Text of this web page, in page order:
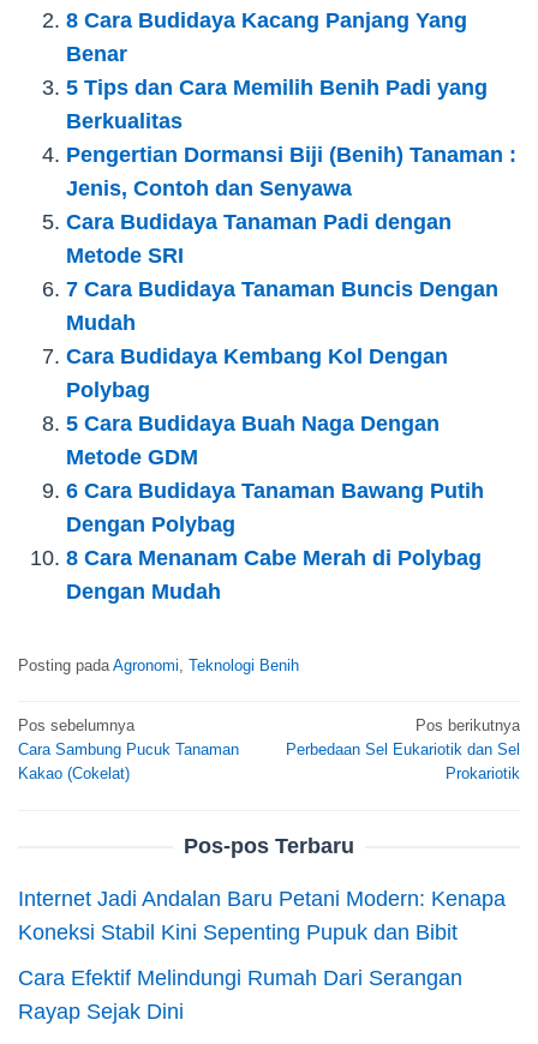
8 Cara Budidaya Kacang Panjang Yang
Benar
5 Tips dan Cara Memilih Benih Padi yang
Berkualitas
Pengertian Dormansi Biji (Benih) Tanaman :
Jenis, Contoh dan Senyawa
Cara Budidaya Tanaman Padi dengan
Metode SRI
7 Cara Budidaya Tanaman Buncis Dengan
Mudah
Cara Budidaya Kembang Kol Dengan
Polybag
5 Cara Budidaya Buah Naga Dengan
Metode GDM
6 Cara Budidaya Tanaman Bawang Putih
Dengan Polybag
8 Cara Menanam Cabe Merah di Polybag
Dengan Mudah
Posting pada Agronomi Teknologi Benih
Navigasi
pos
Pos sebelumnya
Cara Sambung Pucuk Tanaman
Kakao (Cokelat)
Pos berikutnya
Perbedaan Sel Eukariotik dan Sel
Prokariotik
Pos-pos Terbaru
Internet Jadi Andalan Baru Petani Modern: Kenapa
Koneksi Stabil Kini Sepenting Pupuk dan Bibit
Cara Efektif Melindungi Rumah Dari Serangan
Rayap Sejak Dini